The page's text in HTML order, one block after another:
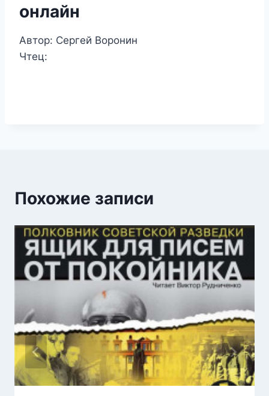
онлайн
Автор: Сергей Воронин
Чтец:
Похожие записи